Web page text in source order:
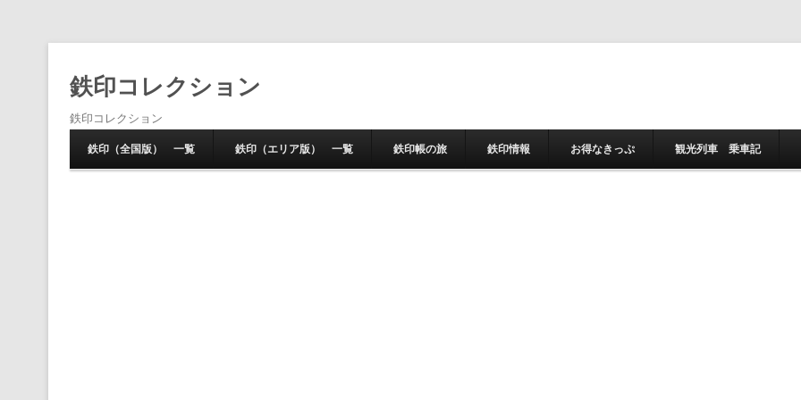
鉄印コレクション
鉄印コレクション
鉄印（全国版） 一覧 鉄印（エリア版） 一覧 鉄印帳の旅 鉄印情報 お得なきっぷ 観光列車 乗車記